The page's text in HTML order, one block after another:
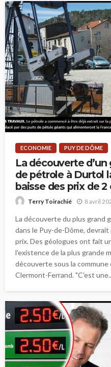
ECONOMIE PUY DE DÔME
La découverte
de pétrole à Durtol
baisse des prix de
Terry Toirachié 8 avril
La découverte du plus grand
dans le Puy-de-Dôme,
prix. Des géologues ont fait
l'existence de la plus grande
découverte sous la
Clermont-Ferrand. "C'est